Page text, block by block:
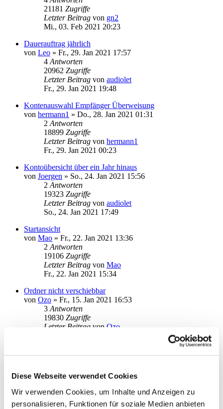
Diese Webseite verwendet Cookies
Wir verwenden Cookies, um Inhalte und Anzeigen zu
personalisieren, Funktionen für soziale Medien anbieten
21181 Zugriffe
Letzter Beitrag von gn2
Mi., 03. Feb 2021 20:23
Dauerauftrag jährlich
von Leo » Fr., 29. Jan 2021 17:57
4 Antworten
20962 Zugriffe
Letzter Beitrag von audiolet
Fr., 29. Jan 2021 19:48
Kontenauswahl Empfänger Überweisung
von hermann1 » Do., 28. Jan 2021 01:31
2 Antworten
18899 Zugriffe
Letzter Beitrag von hermann1
Fr., 29. Jan 2021 00:23
Kontoübersicht über ein Jahr hinaus
von Joergen » So., 24. Jan 2021 15:56
2 Antworten
19323 Zugriffe
Letzter Beitrag von audiolet
So., 24. Jan 2021 17:49
Startansicht
von Mao » Fr., 22. Jan 2021 13:36
2 Antworten
19106 Zugriffe
Letzter Beitrag von Mao
Fr., 22. Jan 2021 15:34
Ordner nicht verschiebbar
von Ozo » Fr., 15. Jan 2021 16:53
3 Antworten
19830 Zugriffe
Letzter Beitrag von Ozo
18400Zugriffe
Letzter Beitrag
ebi_f
Mi., 20. Jan 2021 13:40